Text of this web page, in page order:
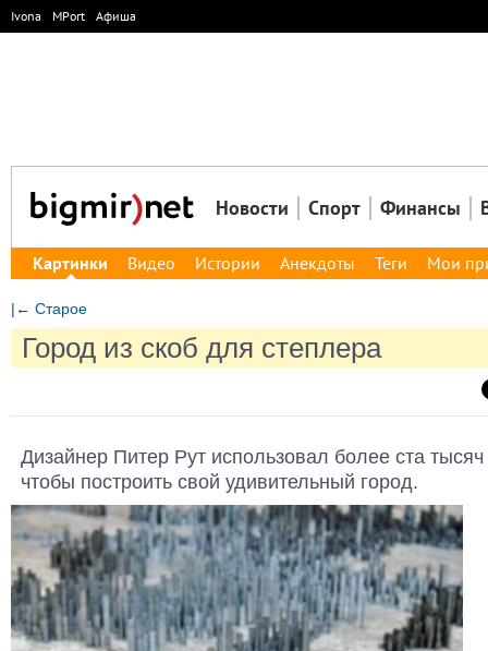
Ivona MPort Афиша
Новости Спорт Финансы
Картинки Видео Истории Анекдоты Теги Мои
|← Старое
Город из скоб для степлера
Дизайнер Питер Рут использовал более ста
чтобы построить свой удивительный город.